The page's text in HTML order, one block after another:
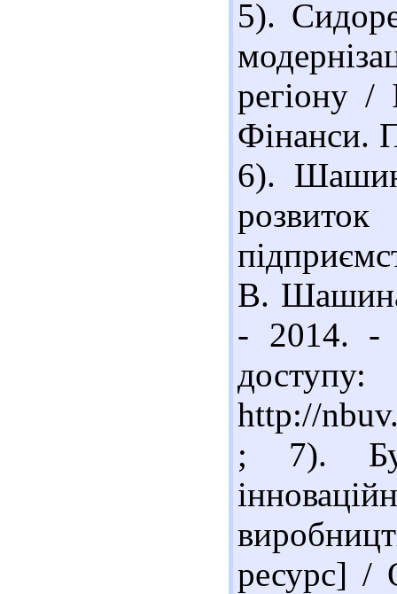
5).
регіону
Фінанси.
6).
В.
- 2014.
доступу:
http://
; 7).
ресурс] /